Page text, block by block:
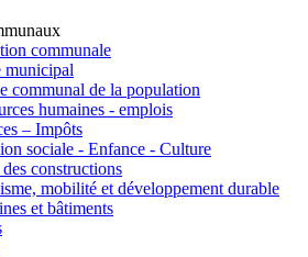
communale
municipal
communal de la population
humaines - emplois
– Impôts
sociale - Enfance - Culture
constructions
mobilité et développement durable
et bâtiments